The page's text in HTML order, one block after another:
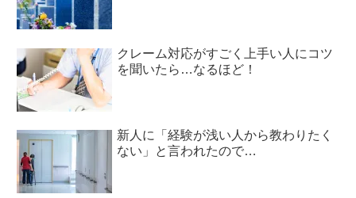
クレーム対応がすごく上手い人にコツ
を聞いたら…なるほど！
新人に「経験が浅い人から教わりたく
ない」と言われたので…